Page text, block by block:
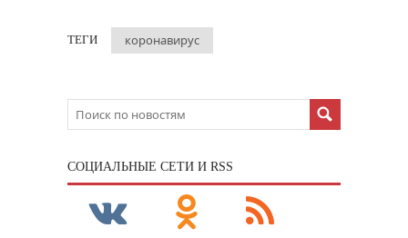
ТЕГИ коронавирус
CОЦИАЛЬНЫЕ СЕТИ И RSS